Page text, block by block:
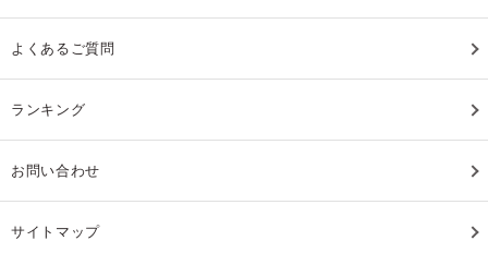
よくあるご質問
ランキング
お問い合わせ
サイトマップ